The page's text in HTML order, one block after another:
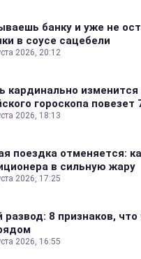
банку и уже не
в соусе сацебели
2026, 20:12
кардинально
гороскопа повезет
2026, 18:13
поездка отменяется:
в сильную жару
2026, 17:25
развод: 8 признаков,
2026, 16:55